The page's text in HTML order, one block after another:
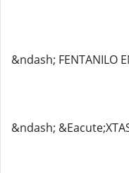
&ndash; FENTANILO
&ndash;